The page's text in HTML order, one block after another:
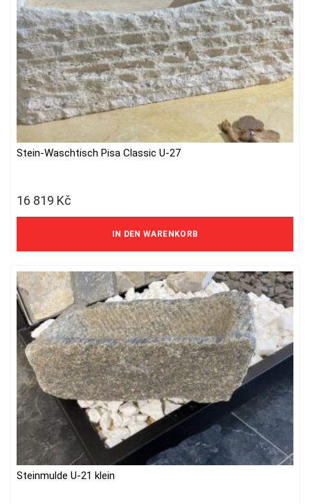
Stein-Waschtisch Pisa Classic U-27
16 819 Kč
13 900 Kč ohne MwSt.
IN DEN WARENKORB
Steinmulde U-21 klein
Dieses